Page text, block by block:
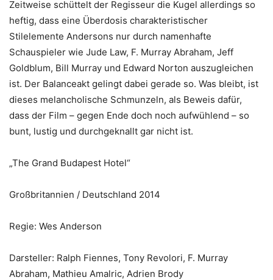
Zeitweise schüttelt der Regisseur die Kugel allerdings so
heftig, dass eine Überdosis charakteristischer
Stilelemente Andersons nur durch namenhafte
Schauspieler wie Jude Law, F. Murray Abraham, Jeff
Goldblum, Bill Murray und Edward Norton auszugleichen
ist. Der Balanceakt gelingt dabei gerade so. Was bleibt, ist
dieses melancholische Schmunzeln, als Beweis dafür,
dass der Film – gegen Ende doch noch aufwühlend – so
bunt, lustig und durchgeknallt gar nicht ist.
„The Grand Budapest Hotel“
Großbritannien / Deutschland 2014
Regie: Wes Anderson
Darsteller: Ralph Fiennes, Tony Revolori, F. Murray
Abraham, Mathieu Amalric, Adrien Brody